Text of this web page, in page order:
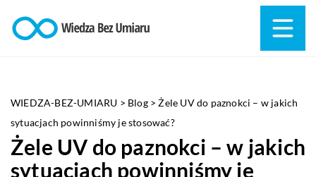
WIEDZA-BEZ-UMIARU > Blog>Żele UV do paznokci – w jakich
sytuacjach powinniśmy je stosować?
Żele UV do paznokci – w jakich
sytuacjach powinniśmy je